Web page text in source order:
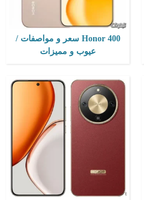
Honor 400 سعر و مواصفات /
عيوب و مميزات
View Details ←
المعالج:Snapdragon 7 Gen 3
التخزين / الرام:
البطارية:5300 مللي أمبير، شحن سريع 100 وات